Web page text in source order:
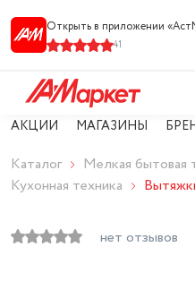
Открыть в приложении
41
АКЦИИ МАГАЗИНЫ
Каталог
Мелкая бытовая
Кухонная техника
нет отзывов